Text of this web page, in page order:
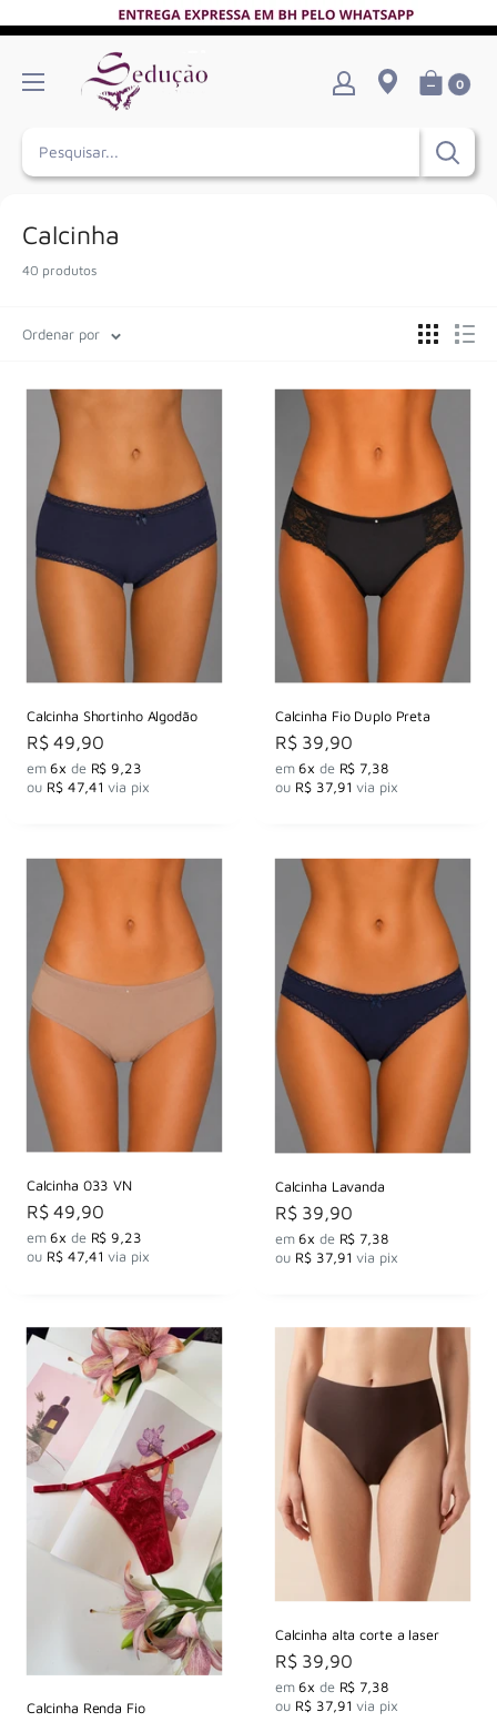
0
Calcinha
40 produtos
Ordenar por
Calcinha Shortinho Algodão
Preço
por
R$ 49,90
em6x de R$ 9,23
ou R$ 47,41 via pix
Calcinha Fio Duplo Preta
Preço
por
R$ 39,90
em6x de R$ 7,38
ou R$ 37,91 via pix
Calcinha 033 VN
Preço
por
R$ 49,90
em6x de R$ 9,23
ou R$ 47,41 via pix
Calcinha Lavanda
Preço
por
R$ 39,90
em6x de R$ 7,38
ou R$ 37,91 via pix
Calcinha Renda Fio
Calcinha alta corte a laser
Preço
por
R$ 39,90
em6x de R$ 7,38
ou R$ 37,91 via pix